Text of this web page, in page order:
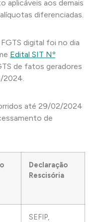
aplicáveis aos demais
diferenciadas.
digital foi no dia
Edital SIT Nº
de fatos geradores
2024.
até 29/02/2024
de
Declaração
Rescisória
SEFIP,